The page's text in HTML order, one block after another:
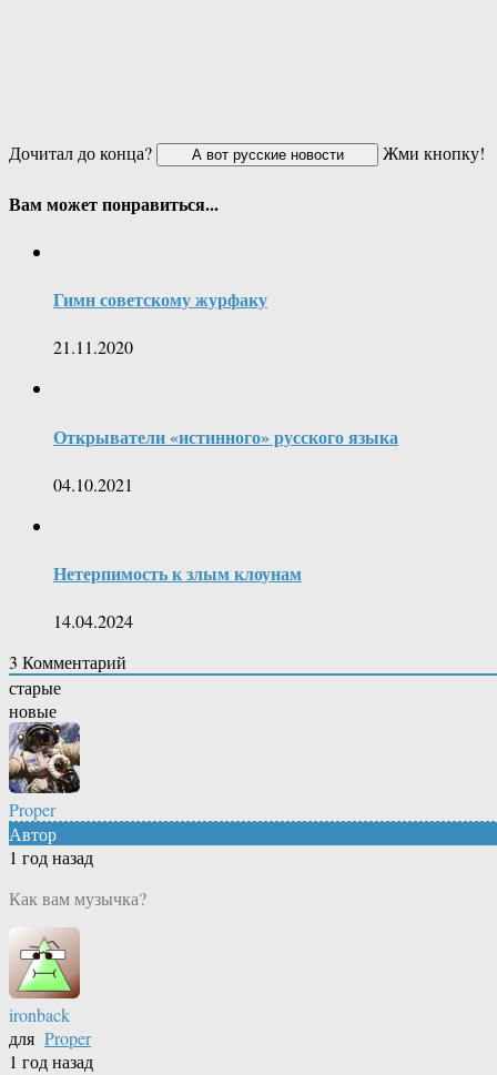
Дочитал до конца? Жми кнопку!
Вам может понравиться...
Гимн советскому журфаку
21.11.2020
Открыватели «истинного» русского языка
04.10.2021
Нетерпимость к злым клоунам
14.04.2024
3 Комментарий
старые
новые
Proper
Автор
1 год назад
Как вам музычка?
ironback
для Proper
1 год назад